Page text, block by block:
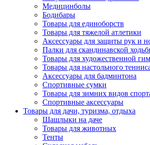
Медицинболы
Бодибары
Товары для единоборств
Товары для тяжелой атлетики
Аксессуары для защиты рук и
Палки для скандинавской
Товары для художественной
Товары для настольного
Аксессуары для бадминтона
Спортивные сумки
Товары для зимних видов
Спортивные аксессуары
Товары для дачи, туризма, отдыха
Шашлыки на даче
Товары для животных
Тенты